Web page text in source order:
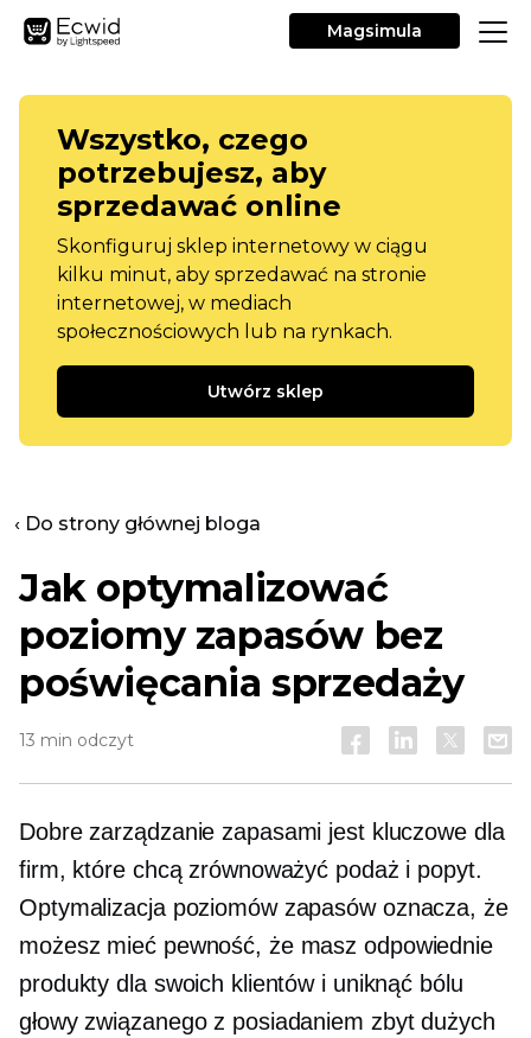
Magsimula
Wszystko, czego
potrzebujesz, aby
sprzedawać online
Skonfiguruj sklep internetowy w ciągu
kilku minut, aby sprzedawać na stronie
internetowej, w mediach
społecznościowych lub na rynkach.
Utwórz sklep
‹ Do strony głównej bloga
Jak optymalizować
poziomy zapasów bez
poświęcania sprzedaży
13 min odczyt
Dobre zarządzanie zapasami jest kluczowe dla
firm, które chcą zrównoważyć podaż i popyt.
Optymalizacja poziomów zapasów oznacza, że
​​możesz mieć pewność, że masz odpowiednie
produkty dla swoich klientów i uniknąć bólu
głowy związanego z posiadaniem zbyt dużych